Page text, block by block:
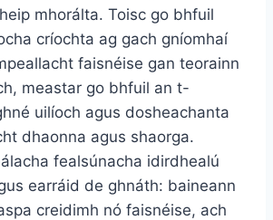
mhorálta. Toisc go bhfuil
críochta ag gach gníomhaí
faisnéise gan teorainn
meastar go bhfuil an t-
uilíoch agus dosheachanta
dhaonna agus shaorga.
fealsúnacha idirdhealú
earráid de ghnáth: baineann
creidimh nó faisnéise, ach